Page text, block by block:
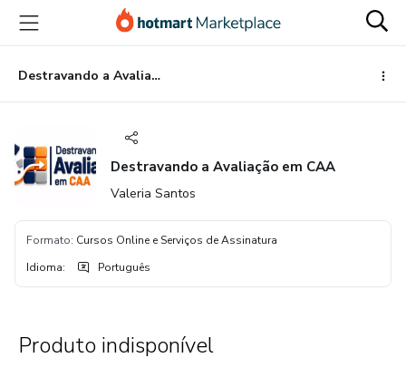
para
conteúdo
principal
para
pagamento
para
rodapé
Destravando a Avaliação em CAA
Destravando a Avaliação em CAA
Valeria Santos
Formato: Cursos Online e Serviços de Assinatura
Idioma: Português
Produto indisponível